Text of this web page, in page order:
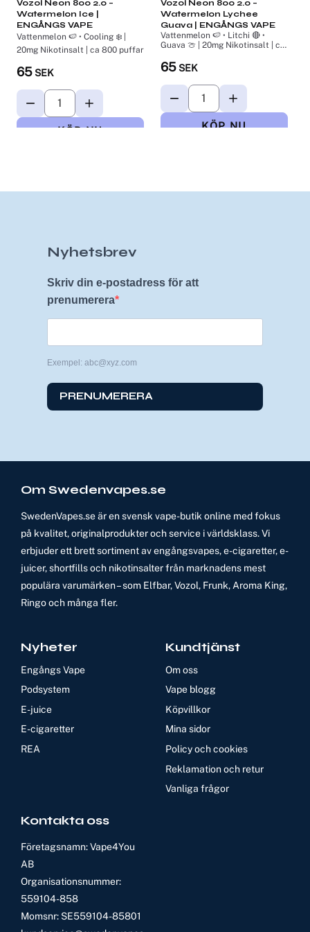
Vozol Neon 800 2.0 –
Watermelon Ice |
ENGÅNGS VAPE
Vattenmelon 🍉 • Cooling ❄️ |
20mg Nikotinsalt | ca 800 puffar
65 SEK
Vozol Neon 800 2.0 –
Watermelon Lychee
Guava | ENGÅNGS VAPE
Vattenmelon 🍉 • Litchi 🔴 •
Guava 🍈 | 20mg Nikotinsalt | ca
65 SEK
Nyhetsbrev
Skriv din e-postadress för att
prenumerera
Exempel: abc@xyz.com
PRENUMERERA
Om Swedenvapes.se
SwedenVapes.se är en svensk vape-butik online med fokus
på kvalitet, originalprodukter och service i världsklass. Vi
erbjuder ett brett sortiment av engångsvapes, e-cigaretter, e-
juicer, shortfills och nikotinsalter från marknadens mest
populära varumärken – som Elfbar, Vozol, Frunk, Aroma King,
Ringo och många fler.
Nyheter
Engångs Vape
Podsystem
E-juice
E-cigaretter
REA
Kundtjänst
Om oss
Vape blogg
Köpvillkor
Mina sidor
Policy och cookies
Reklamation och retur
Vanliga frågor
Kontakta oss
Företagsnamn: Vape4You
AB
Organisationsnummer:
559104-858
Momsnr: SE559104-85801